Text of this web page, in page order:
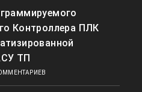
Контроллера ПЛК
ТП